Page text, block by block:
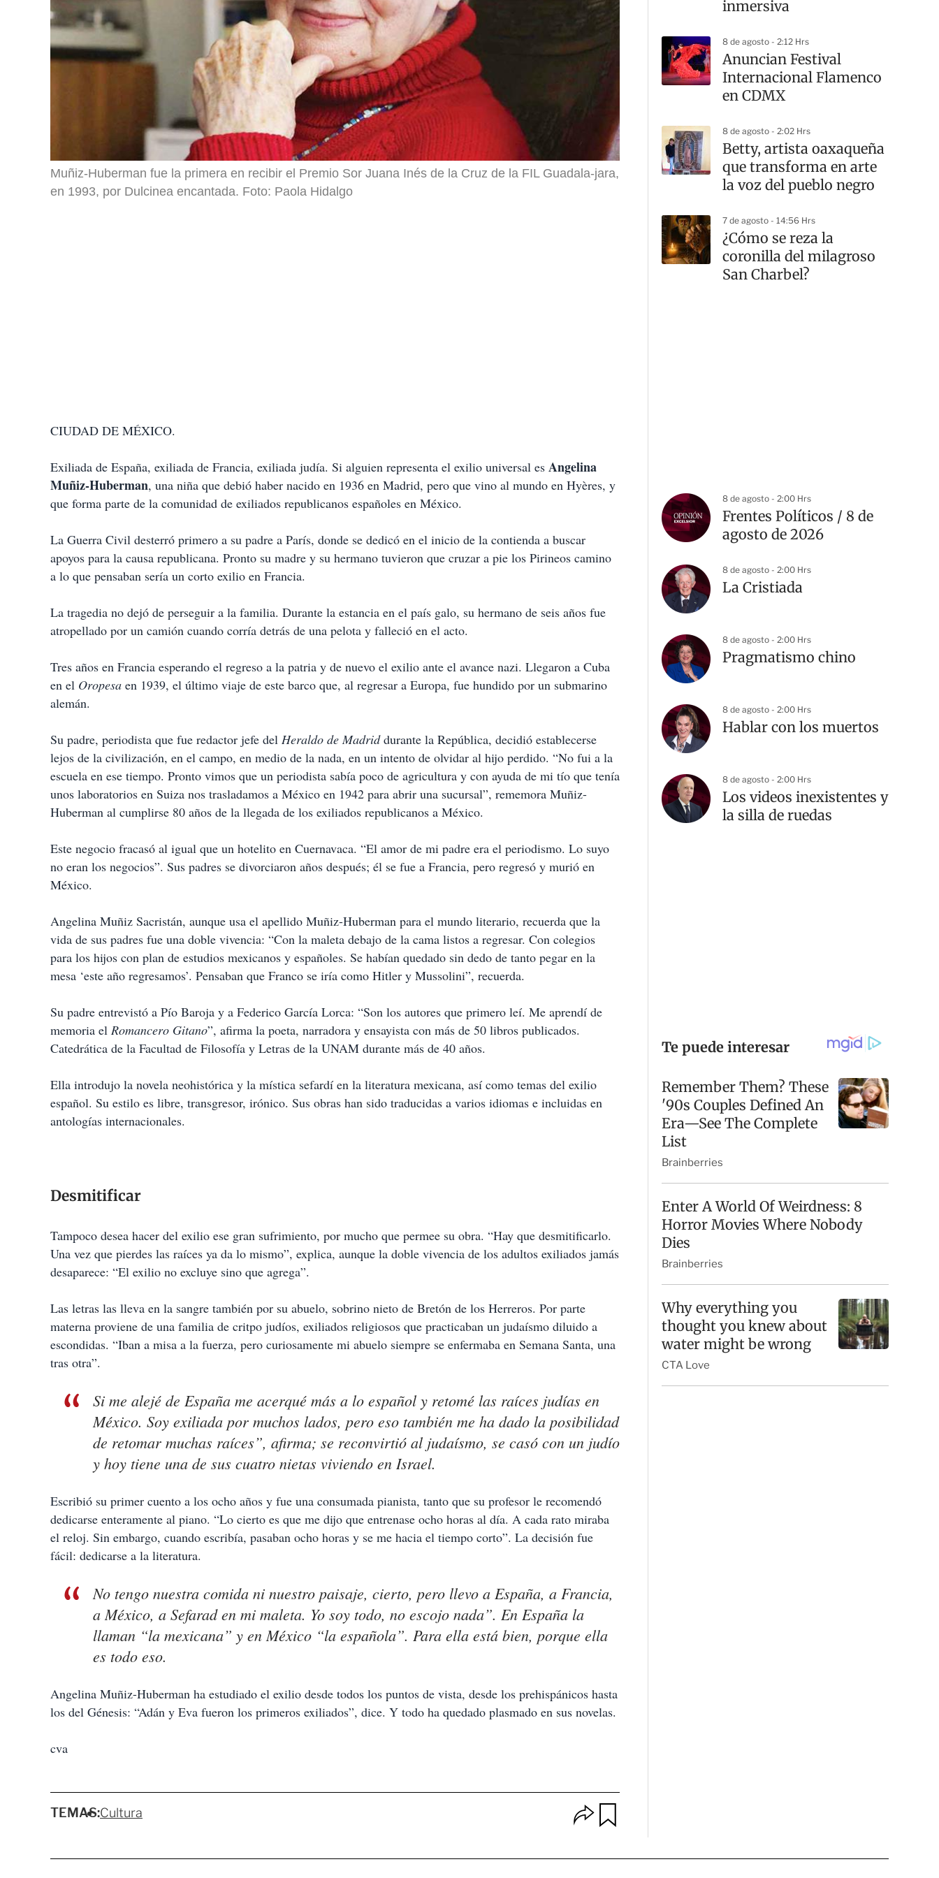
Muñiz-Huberman fue la primera en recibir el Premio Sor Juana Inés de la Cruz de la FIL Guadala-jara,
en 1993, por Dulcinea encantada. Foto: Paola Hidalgo
CIUDAD DE MÉXICO.
Exiliada de España, exiliada de Francia, exiliada judía. Si alguien representa el exilio universal es Angelina
Muñiz-Huberman, una niña que debió haber nacido en 1936 en Madrid, pero que vino al mundo en Hyères, y
que forma parte de la comunidad de exiliados republicanos españoles en México.
La Guerra Civil desterró primero a su padre a París, donde se dedicó en el inicio de la contienda a buscar
apoyos para la causa republicana. Pronto su madre y su hermano tuvieron que cruzar a pie los Pirineos camino
a lo que pensaban sería un corto exilio en Francia.
La tragedia no dejó de perseguir a la familia. Durante la estancia en el país galo, su hermano de seis años fue
atropellado por un camión cuando corría detrás de una pelota y falleció en el acto.
Tres años en Francia esperando el regreso a la patria y de nuevo el exilio ante el avance nazi. Llegaron a Cuba
en el Oropesa en 1939, el último viaje de este barco que, al regresar a Europa, fue hundido por un submarino
alemán.
Su padre, periodista que fue redactor jefe del Heraldo de Madriddurante la República, decidió establecerse
lejos de la civilización, en el campo, en medio de la nada, en un intento de olvidar al hijo perdido. “No fui a la
escuela en ese tiempo. Pronto vimos que un periodista sabía poco de agricultura y con ayuda de mi tío que tenía
unos laboratorios en Suiza nos trasladamos a México en 1942 para abrir una sucursal”, rememora Muñiz-
Huberman al cumplirse 80 años de la llegada de los exiliados republicanos a México.
Este negocio fracasó al igual que un hotelito en Cuernavaca. “El amor de mi padre era el periodismo. Lo suyo
no eran los negocios”. Sus padres se divorciaron años después; él se fue a Francia, pero regresó y murió en
México.
Angelina Muñiz Sacristán, aunque usa el apellido Muñiz-Huberman para el mundo literario, recuerda que la
vida de sus padres fue una doble vivencia: “Con la maleta debajo de la cama listos a regresar. Con colegios
para los hijos con plan de estudios mexicanos y españoles. Se habían quedado sin dedo de tanto pegar en la
mesa ‘este año regresamos’. Pensaban que Franco se iría como Hitler y Mussolini”, recuerda.
Su padre entrevistó a Pío Baroja y a Federico García Lorca: “Son los autores que primero leí. Me aprendí de
memoria el Romancero Gitano”, afirma la poeta, narradora y ensayista con más de 50 libros publicados.
Catedrática de la Facultad de Filosofía y Letras de la UNAM durante más de 40 años.
Ella introdujo la novela neohistórica y la mística sefardí en la literatura mexicana, así como temas del exilio
español. Su estilo es libre, transgresor, irónico. Sus obras han sido traducidas a varios idiomas e incluidas en
antologías internacionales.
Desmitificar
Tampoco desea hacer del exilio ese gran sufrimiento, por mucho que permee su obra. “Hay que desmitificarlo.
Una vez que pierdes las raíces ya da lo mismo”, explica, aunque la doble vivencia de los adultos exiliados jamás
desaparece: “El exilio no excluye sino que agrega”.
Las letras las lleva en la sangre también por su abuelo, sobrino nieto de Bretón de los Herreros. Por parte
materna proviene de una familia de critpo judíos, exiliados religiosos que practicaban un judaísmo diluido a
escondidas. “Iban a misa a la fuerza, pero curiosamente mi abuelo siempre se enfermaba en Semana Santa, una
tras otra”.
Si me alejé de España me acerqué más a lo español y retomé las raíces judías en
México. Soy exiliada por muchos lados, pero eso también me ha dado la posibilidad
de retomar muchas raíces”, afirma; se reconvirtió al judaísmo, se casó con un judío
y hoy tiene una de sus cuatro nietas viviendo en Israel.
Escribió su primer cuento a los ocho años y fue una consumada pianista, tanto que su profesor le recomendó
dedicarse enteramente al piano. “Lo cierto es que me dijo que entrenase ocho horas al día. A cada rato miraba
el reloj. Sin embargo, cuando escribía, pasaban ocho horas y se me hacia el tiempo corto”. La decisión fue
fácil: dedicarse a la literatura.
No tengo nuestra comida ni nuestro paisaje, cierto, pero llevo a España, a Francia,
a México, a Sefarad en mi maleta. Yo soy todo, no escojo nada”. En España la
llaman “la mexicana” y en México “la española”. Para ella está bien, porque ella
es todo eso.
Angelina Muñiz-Huberman ha estudiado el exilio desde todos los puntos de vista, desde los prehispánicos hasta
los del Génesis: “Adán y Eva fueron los primeros exiliados”, dice. Y todo ha quedado plasmado en sus novelas.
cva
TEMAS:Cultura
p
inmersiva
8 de agosto - 2:12 Hrs
Anuncian Festival
Internacional Flamenco
en CDMX
8 de agosto - 2:02 Hrs
Betty, artista oaxaqueña
que transforma en arte
la voz del pueblo negro
7 de agosto - 14:56 Hrs
¿Cómo se reza la
coronilla del milagroso
San Charbel?
8 de agosto - 2:00 Hrs
Frentes Políticos / 8 de
agosto de 2026
8 de agosto - 2:00 Hrs
La Cristiada
8 de agosto - 2:00 Hrs
Pragmatismo chino
8 de agosto - 2:00 Hrs
Hablar con los muertos
8 de agosto - 2:00 Hrs
Los videos inexistentes y
la silla de ruedas